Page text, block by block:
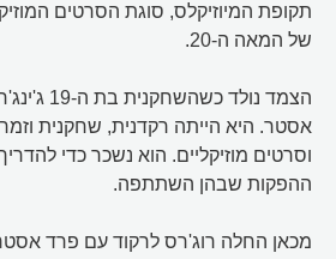
של המאה ה-20.
הצמד נולד
אסטר. היא הייתה רקדנית, שחקנית
וסרטים מוזיקליים. הוא נשכר כדי
ההפקות שבהן השתתפה.
מכאן החלה רוג'רס לרקוד עם פרד